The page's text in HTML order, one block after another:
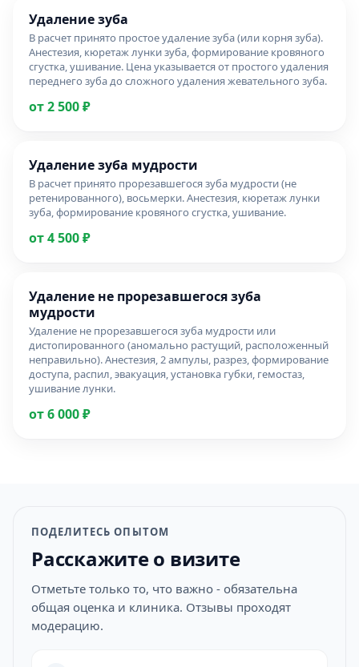
Удаление зуба
В расчет принято простое удаление зуба (или корня зуба).
Анестезия, кюретаж лунки зуба, формирование кровяного
сгустка, ушивание. Цена указывается от простого удаления
переднего зуба до сложного удаления жевательного зуба.
от 2 500 ₽
Удаление зуба мудрости
В расчет принято прорезавшегося зуба мудрости (не
ретенированного), восьмерки. Анестезия, кюретаж лунки
зуба, формирование кровяного сгустка, ушивание.
от 4 500 ₽
Удаление не прорезавшегося зуба
мудрости
Удаление не прорезавшегося зуба мудрости или
дистопированного (аномально растущий, расположенный
неправильно). Анестезия, 2 ампулы, разрез, формирование
доступа, распил, эвакуация, установка губки, гемостаз,
ушивание лунки.
от 6 000 ₽
ПОДЕЛИТЕСЬ ОПЫТОМ
Расскажите о визите
Отметьте только то, что важно - обязательна
общая оценка и клиника. Отзывы проходят
модерацию.